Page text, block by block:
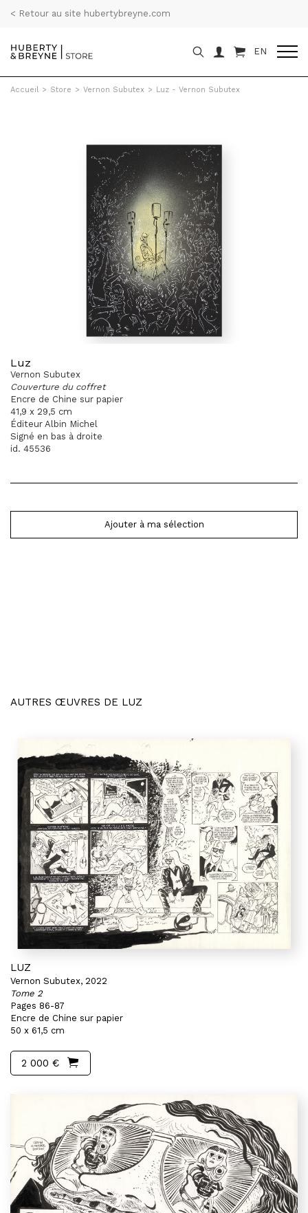
< Retour au site hubertybreyne.com
EN
Accueil > Store > Vernon Subutex > Luz - Vernon Subutex
Luz
Vernon Subutex
Couverture du coffret
Encre de Chine sur papier
41,9 x 29,5 cm
Éditeur Albin Michel
Signé en bas à droite
id. 45536
Ajouter à ma sélection
AUTRES ŒUVRES DE LUZ
LUZ
Vernon Subutex, 2022
Tome 2
Pages 86-87
Encre de Chine sur papier
50 x 61,5 cm
2 000 €